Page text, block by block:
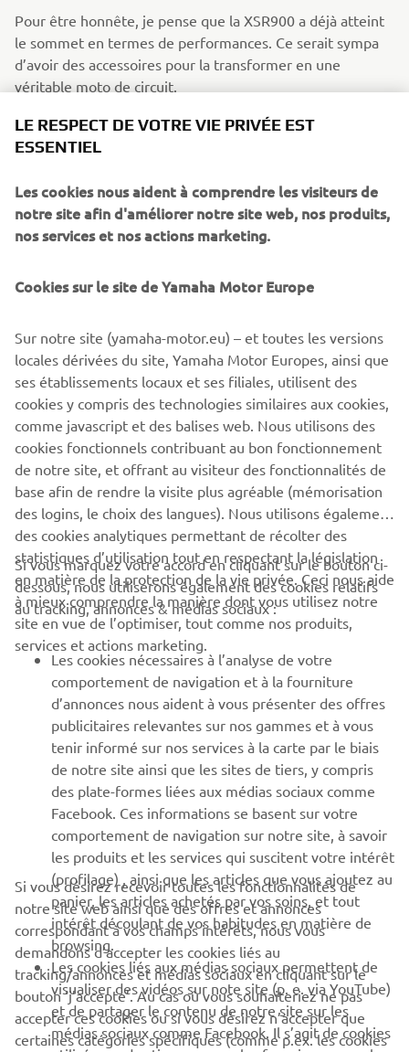
Pour être honnête, je pense que la XSR900 a déjà atteint
le sommet en termes de performances. Ce serait sympa
d’avoir des accessoires pour la transformer en une
véritable moto de circuit.
SI VOUS POUVIEZ AVOIR UNE
YAMAHA DE RÊVE PARMI CELLES
LA MARQUE, QUELLE SERAIT-ELLE
ET POURQUOI ?
XSR900 et peut-être même une Ténéré authentique à
le passé et le présent. Mais ce projet n’est pas encore
d’actualité.
DÉCOUVREZ LA XSR900
CORPORATE
BUSINESS
PLUS DE YAMAHA
SOUTIEN
BULLETIN
Soyez le premier à connaître les dernières offres, les événements
spéciaux, les nouveautés et bien plus encore
S'ABONNER
Lisez notre politique de confidentialité pour savoir comment
nous traitons vos données personnelles :Politique de
Confidentialité
LE RESPECT DE VOTRE VIE PRIVÉE EST
ESSENTIEL
Les cookies nous aident à comprendre les visiteurs de
notre site afin d'améliorer notre site web, nos produits,
nos services et nos actions marketing.
Cookies sur le site de Yamaha Motor Europe
Sur notre site (yamaha-motor.eu) – et toutes les versions
locales dérivées du site, Yamaha Motor Europes, ainsi que
ses établissements locaux et ses filiales, utilisent des
cookies y compris des technologies similaires aux cookies,
comme javascript et des balises web. Nous utilisons des
cookies fonctionnels contribuant au bon fonctionnement
de notre site, et offrant au visiteur des fonctionnalités de
base afin de rendre la visite plus agréable (mémorisation
des logins, le choix des langues). Nous utilisons également
des cookies analytiques permettant de récolter des
statistiques d’utilisation tout en respectant la législation
en matière de la protection de la vie privée. Ceci nous aide
à mieux comprendre la manière dont vous utilisez notre
site en vue de l’optimiser, tout comme nos produits,
services et actions marketing.
Si vous marquez votre accord en cliquant sur le bouton ci-
dessous, nous utiliserons également des cookies relatifs
au tracking, annonces & médias sociaux :
Les cookies nécessaires à l’analyse de votre
comportement de navigation et à la fourniture
d’annonces nous aident à vous présenter des offres
publicitaires relevantes sur nos gammes et à vous
tenir informé sur nos services à la carte par le biais
de notre site ainsi que les sites de tiers, y compris
des plate-formes liées aux médias sociaux comme
Facebook. Ces informations se basent sur votre
comportement de navigation sur notre site, à savoir
les produits et les services qui suscitent votre intérêt
(profilage) , ainsi que les articles que vous ajoutez au
panier, les articles achetés par vos soins, et tout
intérêt découlant de vos habitudes en matière de
browsing.
Les cookies liés aux médias sociaux permettent de
visualiser des vidéos sur note site (p. e. via YouTube)
et de partager le contenu de notre site sur les
médias sociaux comme Facebook. Il s’agit de cookies
Si vous désirez recevoir toutes les fonctionnalités de
notre site web ainsi que des offres et annonces
correspondant à vos champs intérêts, nous vous
demandons d’accepter les cookies liés au
tracking/annonces et médias sociaux en cliquant sur le
bouton ‘j’accepte’. Au cas où vous souhaiteriez ne pas
accepter ces cookies ou si vous désirez n’accepter que
certaines catégories spécifiques (comme p.ex. les cookies